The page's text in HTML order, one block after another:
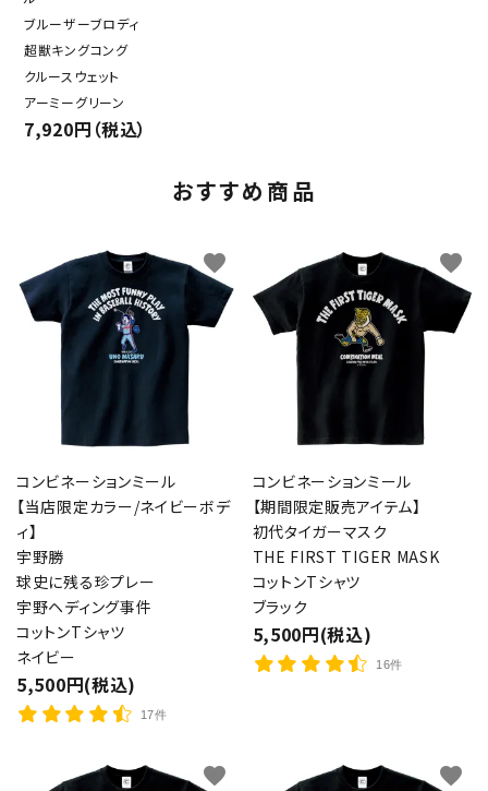
ブルーザーブロディ
超獣キングコング
クルースウェット
アーミーグリーン
7,920円（税込）
おすすめ商品
コンビネーションミール
【当店限定カラー/ネイビーボデ
ィ】
宇野勝
球史に残る珍プレー
宇野ヘディング事件
コットンTシャツ
ネイビー
5,500円(税込)
17件
favorite
コンビネーションミール
【期間限定販売アイテム】
初代タイガーマスク
THE FIRST TIGER MASK
コットンTシャツ
ブラック
5,500円(税込)
16件
favorite
favorite favorite